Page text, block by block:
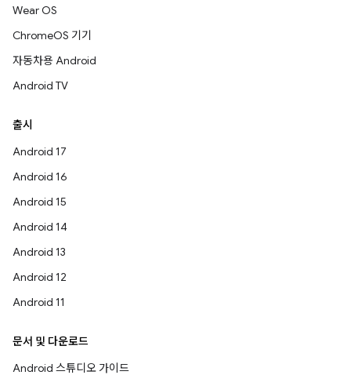
Wear OS
ChromeOS 기기
자동차용 Android
Android TV
출시
Android 17
Android 16
Android 15
Android 14
Android 13
Android 12
Android 11
문서 및 다운로드
Android 스튜디오 가이드